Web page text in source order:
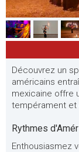
Découvrez un
américains
mexicaine offre
tempérament et
Rythmes
Enthousiasmez